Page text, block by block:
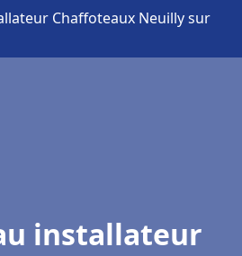
Chaffoteaux Neuilly sur
installateur